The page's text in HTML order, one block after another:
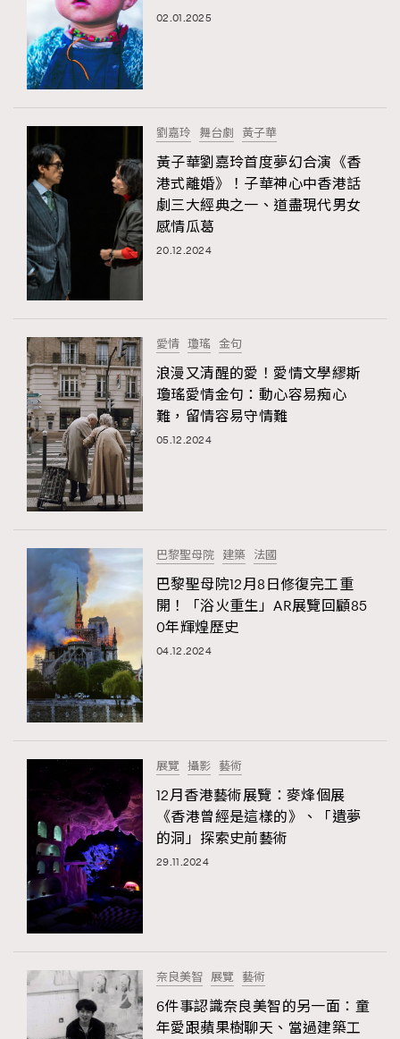
TRENDING
AFrenchMind
EmpowerF
FashionWeek
02.01.2025
劉嘉玲 舞台劇 黃子華
黃子華劉嘉玲首度夢幻合演《香
港式離婚》！子華神心中香港話
劇三大經典之一、道盡現代男女
感情瓜葛
20.12.2024
愛情 瓊瑤 金句
浪漫又清醒的愛！愛情文學繆斯
瓊瑤愛情金句：動心容易痴心
難，留情容易守情難
05.12.2024
巴黎聖母院 建築 法國
巴黎聖母院12月8日修復完工重
開！「浴火重生」AR展覽回顧85
0年輝煌歷史
04.12.2024
展覽 攝影 藝術
12月香港藝術展覽：麥烽個展
《香港曾經是這樣的》、「遺夢
的洞」探索史前藝術
29.11.2024
奈良美智 展覽 藝術
6件事認識奈良美智的另一面：童
年愛跟蘋果樹聊天、當過建築工